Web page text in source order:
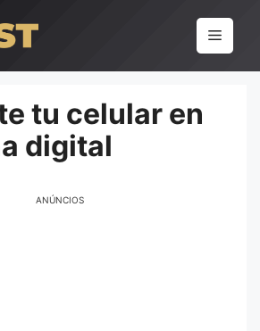
Menu
tu celular en
digital
ANÚNCIOS